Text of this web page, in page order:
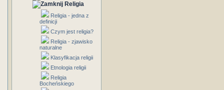
Religia
Religia - jedna z
definicji
Czym jest religia?
Religia - zjawisko
naturalne
Klasyfikacja religii
Etnologia religii
Religia
Bocheńskiego